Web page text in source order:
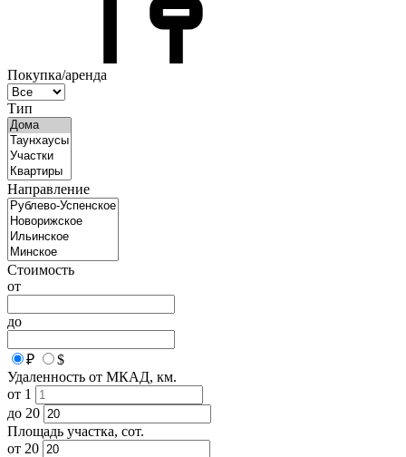
Покупка/аренда
Тип
Направление
Стоимость
от
до
₽
$
Удаленность от МКАД, км.
от 1
до 20
Площадь участка, сот.
от 20